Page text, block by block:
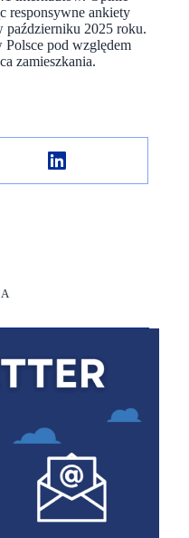
responsywne ankiety
październiku 2025 roku.
Polsce pod względem
zamieszkania.